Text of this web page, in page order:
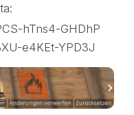
hTns4-GHDhP
e4KEt-YPD3J